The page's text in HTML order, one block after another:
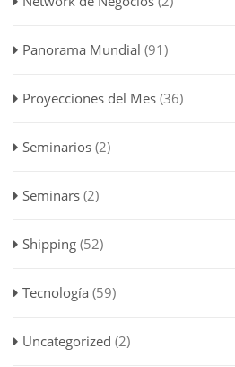
Panorama Mundial (91)
Proyecciones del Mes (36)
Seminarios (2)
Seminars (2)
Shipping (52)
Tecnología (59)
Uncategorized (2)